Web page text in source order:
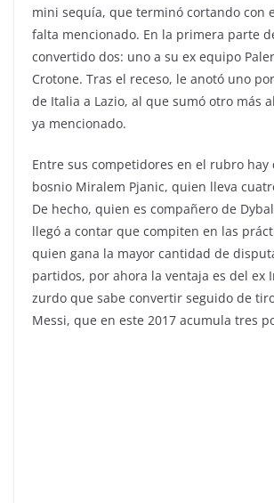
mini sequía, que terminó cortando con
falta mencionado. En la primera parte
convertido dos: uno a su ex equipo
Crotone. Tras el receso, le anotó uno
de Italia a Lazio, al que sumó otro más
ya mencionado.
Entre sus competidores en el rubro hay
bosnio Miralem Pjanic, quien lleva
De hecho, quien es compañero de
llegó a contar que compiten en las
quien gana la mayor cantidad de
partidos, por ahora la ventaja es del ex
zurdo que sabe convertir seguido de
Messi, que en este 2017 acumula tres